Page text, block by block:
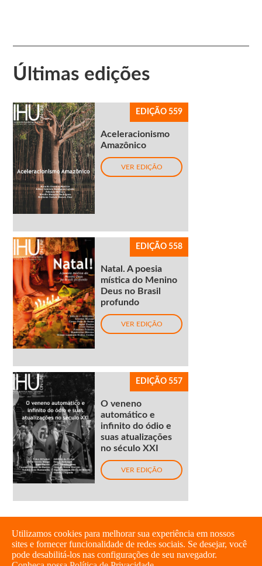
Últimas edições
EDIÇÃO 559
Aceleracionismo
Amazônico
VER EDIÇÃO
EDIÇÃO 558
Natal. A poesia
mística do Menino
Deus no Brasil
profundo
VER EDIÇÃO
EDIÇÃO 557
O veneno
automático e
infinito do ódio e
suas atualizações
no século XXI
VER EDIÇÃO
Utilizamos cookies para melhorar sua experiência em nossos
sites e fornecer funcionalidade de redes sociais. Se desejar, você
pode desabilitá-los nas configurações de seu navegador.